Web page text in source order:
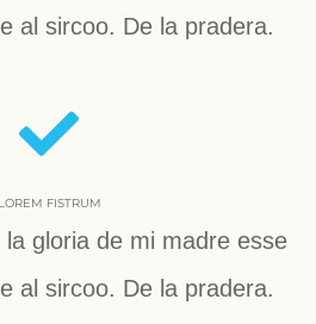
al sircoo. De la pradera.
LOREM FISTRUM
gloria de mi madre esse
al sircoo. De la pradera.